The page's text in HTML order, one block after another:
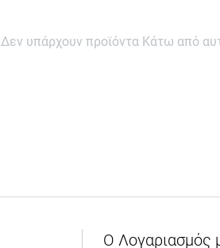
Δεν υπάρχουν προϊόντα Κάτω από
Ο Λογαριασμός